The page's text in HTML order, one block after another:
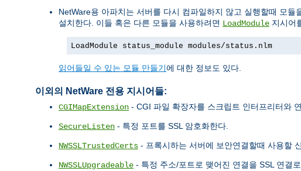
NetWare용 아파치는 서버를 다시 컴파일하지 않고 실행할때 모듈
설치한다. 이들 혹은 다른 모듈을 사용하려면 LoadModule 지시어
LoadModule status_module modules/status.nlm
읽어들일 수 있는 모듈 만들기에 대한 정보도 있다.
이외의 NetWare 전용 지시어들:
CGIMapExtension - CGI 파일 확장자를 스크립트 인터프리터와
SecureListen - 특정 포트를 SSL 암호화한다.
NWSSLTrustedCerts - 프록시하는 서버에 보안연결할때 사용할
NWSSLUpgradeable - 특정 주소/포트로 맺어진 연결을 SSL 연결